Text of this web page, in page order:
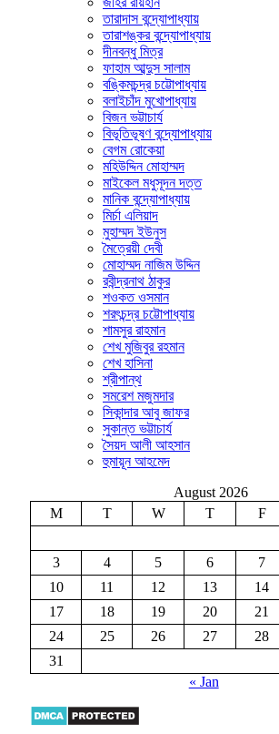
তারাদাস বন্দ্যোপাধ্যায়
তারাশঙ্কর বন্দ্যোপাধ্যায়
দীনবন্ধু মিত্র
ফাহাম আব্দুস সালাম
বঙ্কিমচন্দ্র চট্টোপাধ্যায়
বলাইচাঁদ মুখোপাধ্যায়
বিজন ভট্টাচার্য
বিভূতিভূষণ বন্দ্যোপাধ্যায়
বেগম রোকেয়া
মহিউদ্দিন মোহাম্মদ
মাইকেল মধুসূদন দত্ত
মানিক বন্দ্যোপাধ্যায়
মির্চা এলিয়াদ
মুহাম্মদ ইউনুস
মৈত্রেয়ী দেবী
মোহাম্মদ নাজিম উদ্দিন
রবীন্দ্রনাথ ঠাকুর
শওকত ওসমান
শরৎচন্দ্র চট্টোপাধ্যায়
শামসুর রাহমান
শেখ মুজিবুর রহমান
শেখ হাসিনা
শ্রীপান্থ
সমরেশ মজুমদার
সিকান্দার আবু জাফর
সুকান্ত ভট্টাচার্য
সৈয়দ আলী আহসান
হুমায়ূন আহমেদ
August 2026
M
T W T F
3
4 5 6 7
10
11 12 13 14
17
18 19 20 21
24
25 26 27 28
31
« Jan